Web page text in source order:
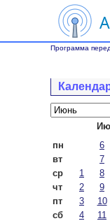
Программа
пн
6
вт
7
ср
1 8
чт
2 9
пт
3 10
сб
4 11